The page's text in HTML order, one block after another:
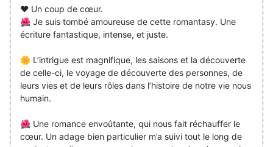
❤️ Un coup de cœur.
🌺 Je suis tombé amoureuse de cette romantasy. Une
écriture fantastique, intense, et juste.
🌼 L’intrigue est magnifique, les saisons et la découverte
de celle-ci, le voyage de découverte des personnes, de
leurs vies et de leurs rôles dans l’histoire de notre vie nous
humain.
🌺 Une romance envoûtante, qui nous fait réchauffer le
cœur. Un adage bien particulier m’a suivi tout le long de